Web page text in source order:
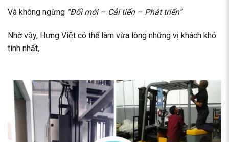
Và không ngừng “Đổi mới – Cải tiến – Phát triển”
Nhờ vậy, Hưng Việt có thể làm vừa lòng những vị khách khó
tính nhất,